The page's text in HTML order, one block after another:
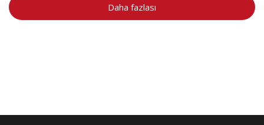
Daha fazlası